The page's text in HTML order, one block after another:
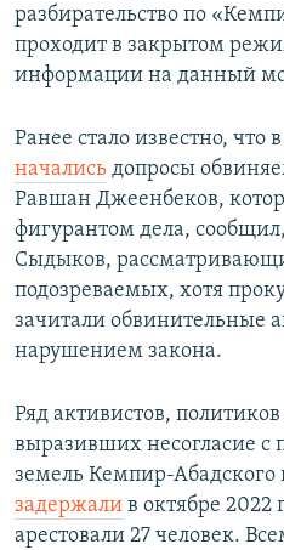
разбирательство по
проходит в закрытом
информации на данный
Ранее стало известно, что
начались допросы
Равшан Джеенбеков,
фигурантом дела,
Сыдыков,
подозреваемых, хотя
зачитали обвинительные
нарушением закона.
Ряд активистов,
выразивших несогласие с
земель Кемпир-
задержали в октябре 2022
арестовали 27 человек.